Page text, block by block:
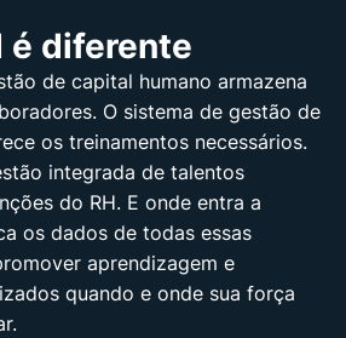
é diferente
de capital humano armazena
O sistema de gestão de
os treinamentos necessários.
integrada de talentos
do RH. E onde entra a
os dados de todas essas
aprendizagem e
quando e onde sua força